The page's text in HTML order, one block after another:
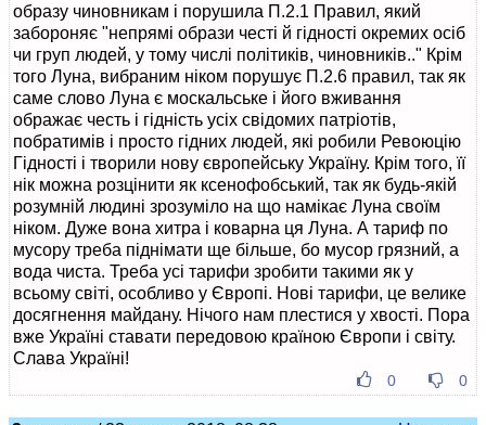
образу чиновникам і порушила П.2.1 Правил, який
забороняє "непрямі образи честі й гідності окремих осіб
чи груп людей, у тому числі політиків, чиновників.." Крім
того Луна, вибраним ніком порушує П.2.6 правил, так як
саме слово Луна є москальське і його вживання
ображає честь і гідність усіх свідомих патріотів,
побратимів і просто гідних людей, які робили Ревоюцію
Гідності і творили нову європейську Україну. Крім того, її
нік можна розцінити як ксенофобський, так як будь-якій
розумній людині зрозуміло на що намікає Луна своїм
ніком. Дуже вона хитра і коварна ця Луна. А тариф по
мусору треба піднімати ще більше, бо мусор грязний, а
вода чиста. Треба усі тарифи зробити такими як у
всьому світі, особливо у Європі. Нові тарифи, це велике
досягнення майдану. Нічого нам плестися у хвості. Пора
вже Україні ставати передовою країною Європи і світу.
Слава Україні!
0 0